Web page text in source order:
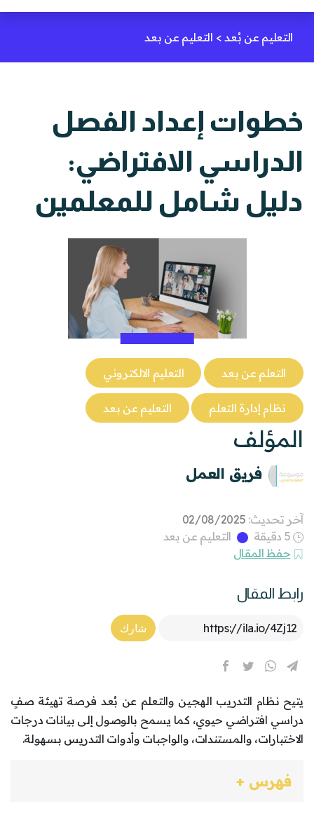
التعليم عن بُعد > التعليم عن بعد
خطوات إعداد الفصل
الدراسي الافتراضي:
دليل شامل للمعلمين
التعلم عن بعد التعليم الالكتروني
نظام إدارة التعلم التعليم عن بعد
المؤلف
فريق العمل
آخر تحديث: 02/08/2025
5 دقيقة
التعليم عن بعد
حفظ المقال
رابط المقال
Article Link
شارك
يتيح نظام التدريب الهجين والتعلم عن بُعد فرصة تهيئة صفٍ
دراسي افتراضي حيوي، كما يسمح بالوصول إلى بيانات درجات
الاختبارات، والمستندات، والواجبات وأدوات التدريس بسهولة.
فهرس +